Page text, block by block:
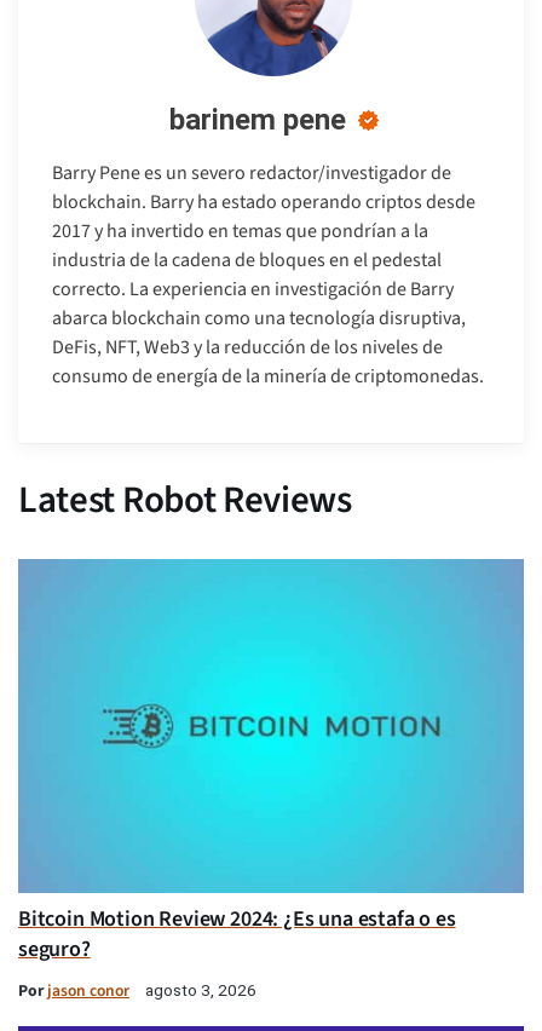
barinem pene
Barry Pene es un severo redactor/investigador de
blockchain. Barry ha estado operando criptos desde
2017 y ha invertido en temas que pondrían a la
industria de la cadena de bloques en el pedestal
correcto. La experiencia en investigación de Barry
abarca blockchain como una tecnología disruptiva,
DeFis, NFT, Web3 y la reducción de los niveles de
consumo de energía de la minería de criptomonedas.
Latest Robot Reviews
Bitcoin Motion Review 2024: ¿Es una estafa o es
seguro?
Porjason conor agosto 3, 2026